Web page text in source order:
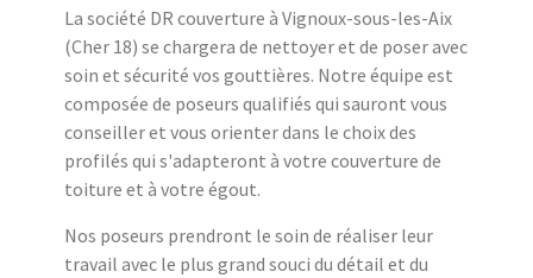
La société DR couverture à Vignoux-sous-les-Aix
(Cher 18) se chargera de nettoyer et de poser avec
soin et sécurité vos gouttières. Notre équipe est
composée de poseurs qualifiés qui sauront vous
conseiller et vous orienter dans le choix des
profilés qui s'adapteront à votre couverture de
toiture et à votre égout.
Nos poseurs prendront le soin de réaliser leur
travail avec le plus grand souci du détail et du